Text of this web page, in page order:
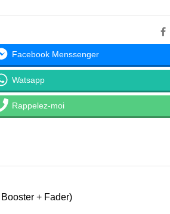
Facebook Menssenger
Watsapp
Rappelez-moi
+ Fader)